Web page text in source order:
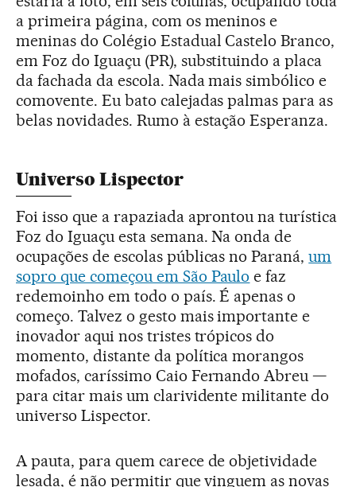
a primeira página, com os meninos e
meninas do Colégio Estadual Castelo Branco,
em Foz do Iguaçu (PR), substituindo a placa
da fachada da escola. Nada mais simbólico e
comovente. Eu bato calejadas palmas para as
belas novidades. Rumo à estação Esperanza.
Universo Lispector
Foi isso que a rapaziada aprontou na turística
Foz do Iguaçu esta semana. Na onda de
ocupações de escolas públicas no Paraná,um
sopro que começou em São Paulo e faz
redemoinho em todo o país. É apenas o
começo. Talvez o gesto mais importante e
inovador aqui nos tristes trópicos do
momento, distante da política morangos
mofados, caríssimo Caio Fernando Abreu —
para citar mais um clarividente militante do
universo Lispector.
A pauta, para quem carece de objetividade
lesada, é não permitir que vinguem as novas